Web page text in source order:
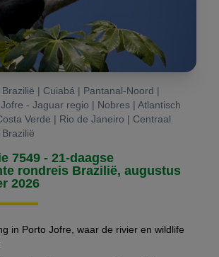
| Cuiabá | Pantanal-Noord |
- Jaguar regio | Nobres | Atlantisch
Verde | Rio de Janeiro | Centraal
7549 - 21-daagse
rondreis Brazilië, augustus
2026
in Porto Jofre, waar de rivier en wildlife